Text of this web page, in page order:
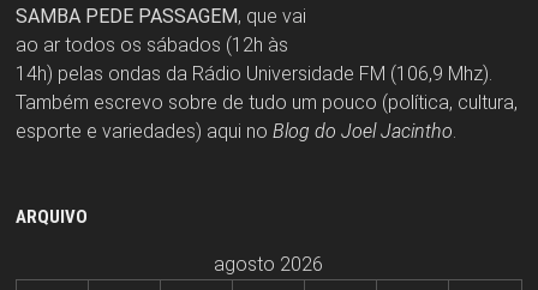
SAMBA PEDE PASSAGEM, que vai
ao ar todos os sábados (12h às
14h) pelas ondas da Rádio Universidade FM (106,9 Mhz).
Também escrevo sobre de tudo um pouco (política, cultura,
esporte e variedades) aqui no Blog do Joel Jacintho.
ARQUIVO
agosto 2026